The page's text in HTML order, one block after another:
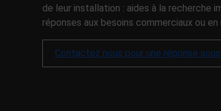
de leur installation : aides à la recherche
réponses aux besoins commerciaux ou
Contactez nous pour une réponse